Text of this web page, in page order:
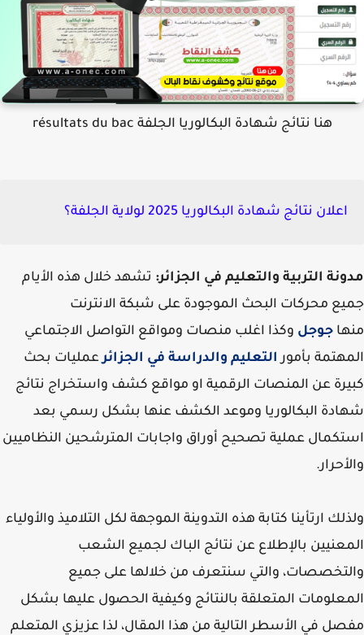
هنا نتائج شهادة البكالوريا الجلفة résultats du bac
اعلان نتائج شهادة البكالوريا 2025 لولاية الجلفة؟
التربية والتعليم في الجزائر:تشهد خلال هذه الأيام
محركات البحث الموجودة على شبكة الانترنت
جوجلوكذا اغلب منصات ومواقع التواصل الاجتماعي
بأمور التعليم والدراسة في الجزائرعمليات بحث
عن المنصات الرقمية او مواقع كشف واستخراج نتائج
البكالوريا وموعد الكشف عنها بشكل رسمي بعد
عملية تصحيح أوراق واجابات المترشحين النظاميين
ارتأينا كتابة هذه التدوينة الموجهة لكل التلاميذ والأولياء
بالإطلاع عن نتائج الباك لجميع الشعب
والتي سنتعرف من خلالها على جميع
المتعلقة بالنتائج وكيفية الحصول عليها بشكل
في الأسطر التالية من هذا المقال، لذا عزيزي المتعلم